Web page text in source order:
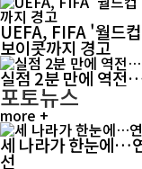
UEFA, FIFA '월드
보이콧까지 경고
실점 2분 만에 역전
포토뉴스
more +
세 나라가 한눈에…
선